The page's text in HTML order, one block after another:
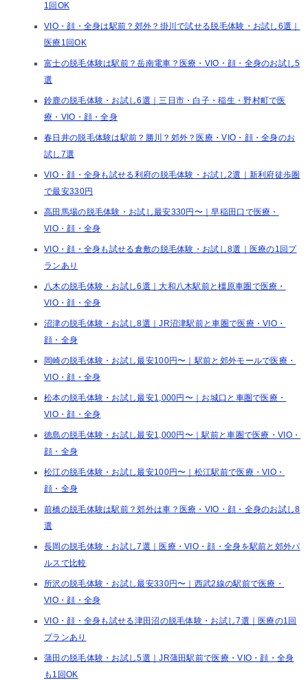
1回OK
VIO・顔・全身は駅前？郊外？掛川で試せる脱毛体験・お試し6選｜
医療1回OK
富士の脱毛体験は駅前？岳南電車？医療・VIO・顔・全身のお試し5
選
鈴鹿の脱毛体験・お試し6選｜三日市・白子・稲生・野村町で医
療・VIO・顔・全身
春日井の脱毛体験は駅前？勝川？郊外？医療・VIO・顔・全身のお
試し7選
VIO・顔・全身も試せる利府の脱毛体験・お試し2選｜新利府徒歩圏
で最安330円
高田馬場の脱毛体験・お試し最安330円〜｜早稲田口で医療・
VIO・顔・全身
VIO・顔・全身も試せる倉敷の脱毛体験・お試し8選｜医療の1回プ
ランあり
八木の脱毛体験・お試し6選｜大和八木駅前と橿原車圏で医療・
VIO・顔・全身
沼津の脱毛体験・お試し8選｜JR沼津駅前と車圏で医療・VIO・
顔・全身
岡崎の脱毛体験・お試し最安100円〜｜駅前と郊外モールで医療・
VIO・顔・全身
松本の脱毛体験・お試し最安1,000円〜｜お城口と車圏で医療・
VIO・顔・全身
徳島の脱毛体験・お試し最安1,000円〜｜駅前と車圏で医療・VIO・
顔・全身
松江の脱毛体験・お試し最安100円〜｜松江駅前で医療・VIO・
顔・全身
前橋の脱毛体験は駅前？郊外は車？医療・VIO・顔・全身のお試し8
選
長岡の脱毛体験・お試し7選｜医療・VIO・顔・全身を駅前と郊外パ
ルスで比較
所沢の脱毛体験・お試し最安330円〜｜西武2線の駅前で医療・
VIO・顔・全身
VIO・顔・全身も試せる津田沼の脱毛体験・お試し7選｜医療の1回
プランあり
蒲田の脱毛体験・お試し5選｜JR蒲田駅前で医療・VIO・顔・全身
も1回OK